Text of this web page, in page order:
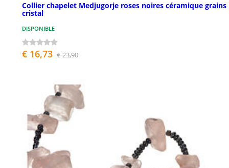
Collier chapelet Medjugorje roses noires céramique grains
cristal
DISPONIBLE
€ 16,73 € 23,90